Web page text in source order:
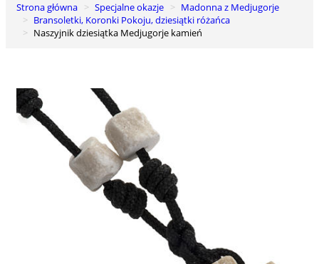
0
Koszyk
Strona główna Specjalne okazje
Madonna z Medjugorje
Bransoletki, Koronki Pokoju, dziesiątki różańca
Naszyjnik dziesiątka Medjugorje kamień